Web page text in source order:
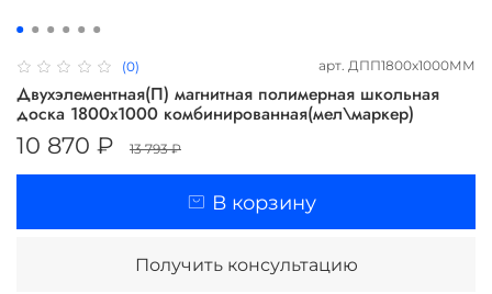
(0) арт. ДПП1800х1000ММ
Двухэлементная(П) магнитная полимерная школьная
доска 1800х1000 комбинированная(мел\маркер)
10 870 ₽ 13 793 ₽
В корзину
Получить консультацию